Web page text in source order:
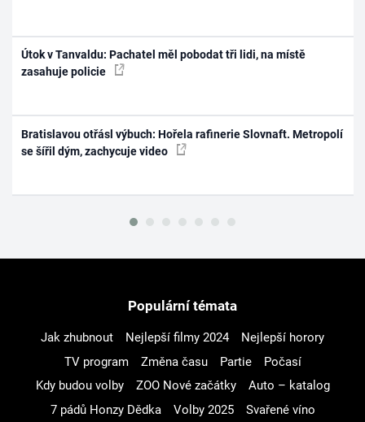
Útok v Tanvaldu: Pachatel měl pobodat tři lidi, na místě
zasahuje policie
Bratislavou otřásl výbuch: Hořela rafinerie Slovnaft. Metropolí
se šířil dým, zachycuje video
Populární témata
Jak zhubnout Nejlepší filmy 2024
Nejlepší horory
TV program
Změna času Partie
Počasí
Kdy budou volby
ZOO Nové začátky
Auto – katalog
7 pádů Honzy Dědka
Volby 2025
Svařené víno